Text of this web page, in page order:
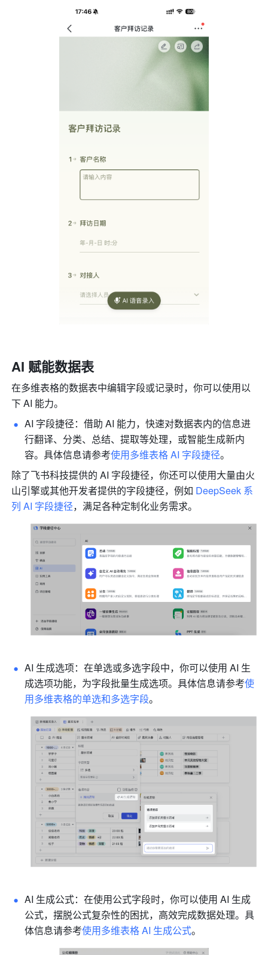
AI 赋能数据表
在多维表格的数据表中编辑字段或记录时，你可以使用以
下 AI 能力。
AI 字段捷径：借助 AI 能力，快速对数据表内的信息进
行翻译、分类、总结、提取等处理，或智能生成新内
容。具体信息请参考使用多维表格 AI 字段捷径。
除了飞书科技提供的 AI 字段捷径，你还可以使用大量由火
山引擎或其他开发者提供的字段捷径，例如 DeepSeek 系
列 AI 字段捷径，满足各种定制化业务需求。
AI 生成选项：在单选或多选字段中，你可以使用 AI 生
成选项功能，为字段批量生成选项。具体信息请参考使
用多维表格的单选和多选字段。
AI 生成公式：在使用公式字段时，你可以使用 AI 生成
公式，摆脱公式复杂性的困扰，高效完成数据处理。具
体信息请参考使用多维表格 AI 生成公式。